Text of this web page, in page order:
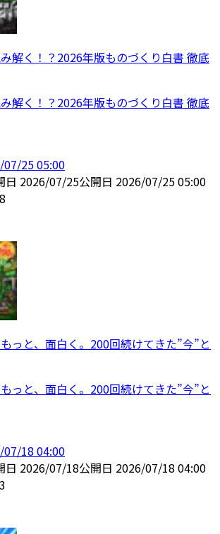
解く！？2026年版ものづくり白書 徹底
解く！？2026年版ものづくり白書 徹底
07/25 05:00
日 2026/07/25公開日 2026/07/25 05:00
っと、面白く。200回続けてきた”今”と
っと、面白く。200回続けてきた”今”と
07/18 04:00
日 2026/07/18公開日 2026/07/18 04:00